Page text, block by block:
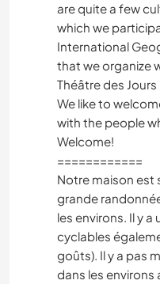
are quite a few
which we
International
that we organize
Théâtre des
We like to
with the people
Welcome!
============
Notre maison est
grande
les environs. Il y
cyclables
goûts). Il y a pas
dans les environs